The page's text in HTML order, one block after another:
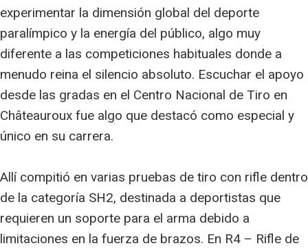
experimentar la dimensión global del deporte
paralímpico y la energía del público, algo muy
diferente a las competiciones habituales donde a
menudo reina el silencio absoluto. Escuchar el apoyo
desde las gradas en el Centro Nacional de Tiro en
Châteauroux fue algo que destacó como especial y
único en su carrera.
Allí compitió en varias pruebas de tiro con rifle dentro
de la categoría SH2, destinada a deportistas que
requieren un soporte para el arma debido a
limitaciones en la fuerza de brazos. En R4 – Rifle de